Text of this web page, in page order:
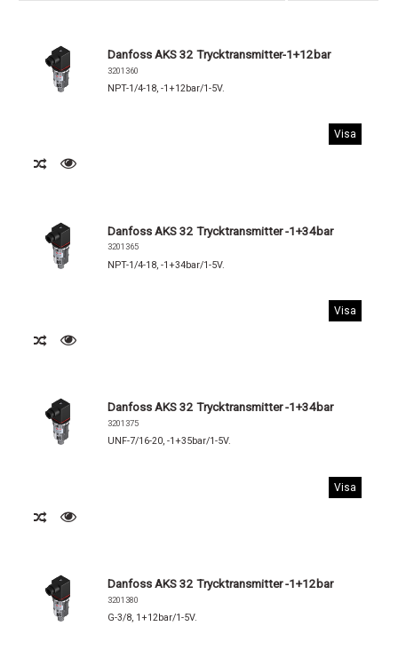
Danfoss AKS 32 Trycktransmitter-1+12bar
3201360
NPT-1/4-18, -1+12bar/1-5V.
Visa
Danfoss AKS 32 Trycktransmitter -1+34bar
3201365
NPT-1/4-18, -1+34bar/1-5V.
Visa
Danfoss AKS 32 Trycktransmitter -1+34bar
3201375
UNF-7/16-20, -1+35bar/1-5V.
Visa
Danfoss AKS 32 Trycktransmitter -1+12bar
3201380
G-3/8, 1+12bar/1-5V.